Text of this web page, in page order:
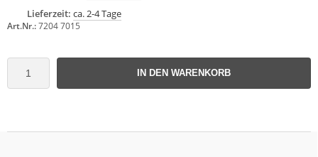
Lieferzeit: ca. 2-4 Tage
Art.Nr.:7204 7015
IN DEN WARENKORB